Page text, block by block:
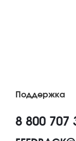
Поддержка
8 800 707